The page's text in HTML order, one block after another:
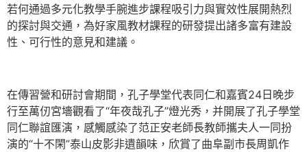
若何通過多元化教學手腕進步課程吸引力與實效性展開熱烈
的探討與交通，為好家風教材課程的研發提出諸多富有建設
性、可行性的意見和建議。
在傳習營和研討會期間，孔子學堂代表同仁和嘉賓24日晚步
行至萬仞宮墻觀看了“年夜哉孔子”燈光秀，并開展了孔子學堂
同仁聯誼匯演，感觸感染了范正安老師長教師攜夫人一同扮
演的“十不閑”泰山皮影非遺韻味，欣賞了曲阜副市長周凱作